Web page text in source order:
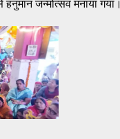
जन्मोत्सव मनाया गया।